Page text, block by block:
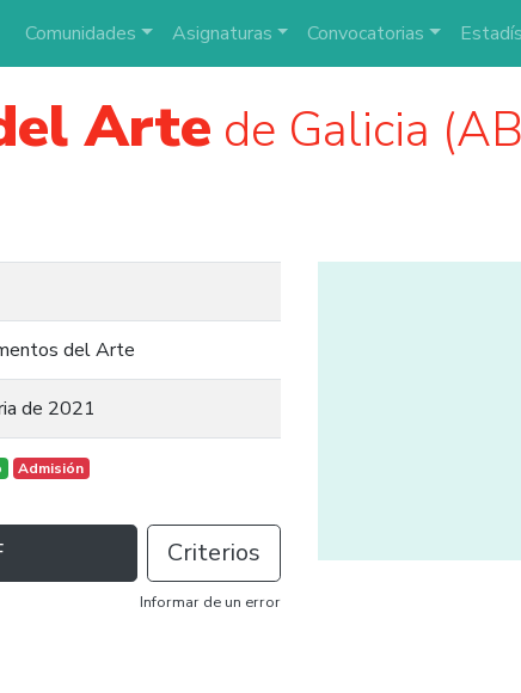
Comunidades Asignaturas Convocatorias
Arte de Galicia
del Arte
de 2021
Admisión
Criterios
Informar de un error